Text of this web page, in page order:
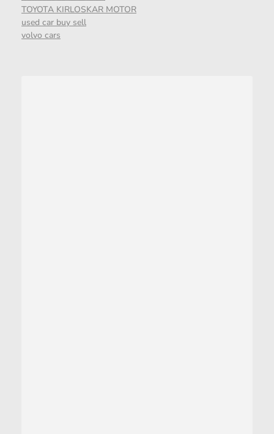
TOYOTA KIRLOSKAR MOTOR
used car buy sell
volvo cars